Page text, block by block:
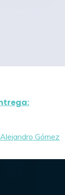
Alejandro Gómez